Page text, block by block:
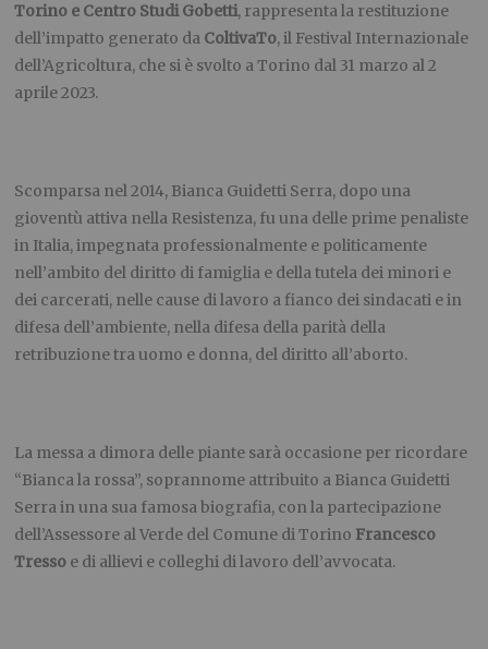
Torino e Centro Studi Gobetti, rappresenta la restituzione
dell’impatto generato da ColtivaTo, il Festival Internazionale
dell’Agricoltura, che si è svolto a Torino dal 31 marzo al 2
aprile 2023.
Scomparsa nel 2014, Bianca Guidetti Serra, dopo una
gioventù attiva nella Resistenza, fu una delle prime penaliste
in Italia, impegnata professionalmente e politicamente
nell’ambito del diritto di famiglia e della tutela dei minori e
dei carcerati, nelle cause di lavoro a fianco dei sindacati e in
difesa dell’ambiente, nella difesa della parità della
retribuzione tra uomo e donna, del diritto all’aborto.
La messa a dimora delle piante sarà occasione per ricordare
“Bianca la rossa”, soprannome attribuito a Bianca Guidetti
Serra in una sua famosa biografia, con la partecipazione
dell’Assessore al Verde del Comune di Torino Francesco
Tresso e di allievi e colleghi di lavoro dell’avvocata.